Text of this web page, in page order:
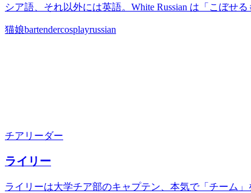
シア語、それ以外には英語。White Russian は「こぼせ
猫娘bartendercosplayrussian
チアリーダー
ライリー
ライリーは大学チア部のキャプテン、本気で「チーム